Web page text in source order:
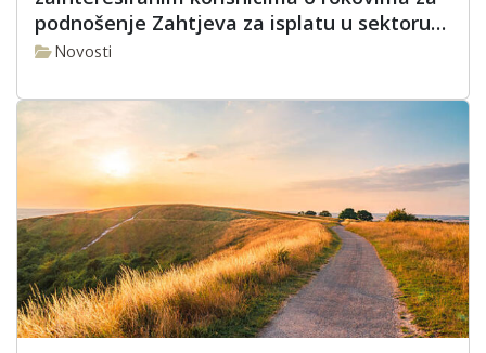
podnošenje Zahtjeva za isplatu u sektoru
pčelarstva za intervencijsku godinu 2026.
Novosti